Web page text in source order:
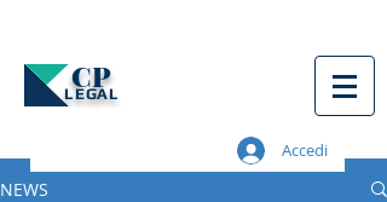
CP
LEGAL
Accedi
NEWS